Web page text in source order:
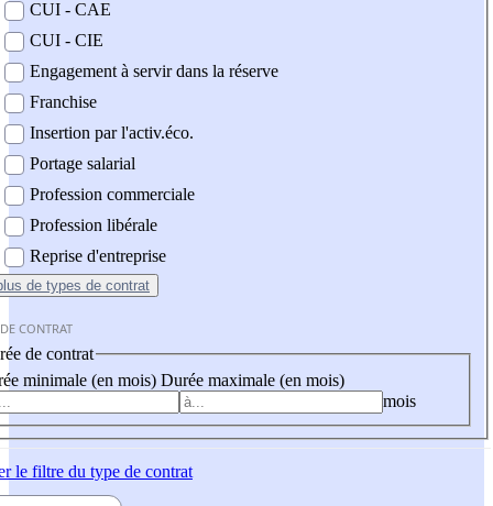
CUI - CAE
CUI - CIE
Engagement à servir dans la réserve
Franchise
Insertion par l'activ.éco.
Portage salarial
Profession commerciale
Profession libérale
Reprise d'entreprise
de types de contrat
CONTRAT
de contrat
minimale (en mois) Durée maximale (en mois)
mois
le filtre du type de contrat